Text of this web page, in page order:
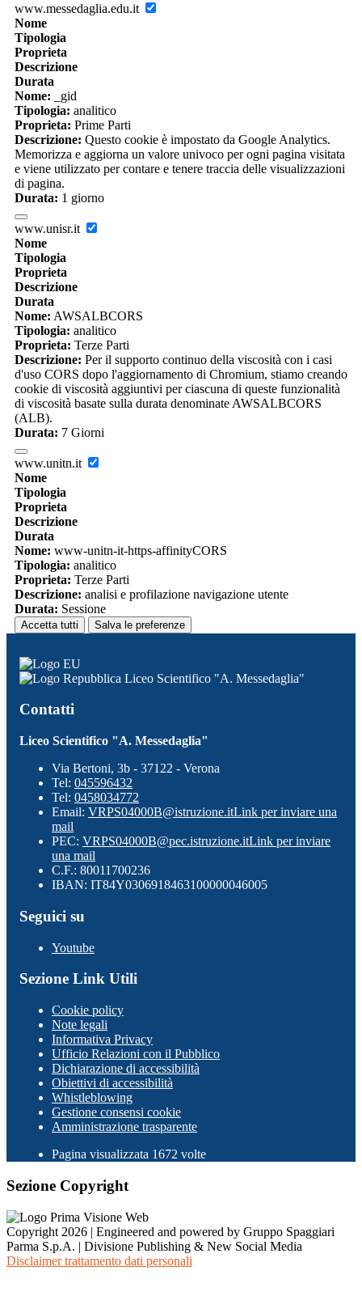
www.messedaglia.edu.it
Nome
Tipologia
Proprieta
Descrizione
Durata
Nome: _gid
Tipologia: analitico
Proprieta: Prime Parti
Descrizione: Questo cookie è impostato da Google Analytics.
Memorizza e aggiorna un valore univoco per ogni pagina visitata
e viene utilizzato per contare e tenere traccia delle visualizzazioni
di pagina.
Durata: 1 giorno
www.unisr.it
Nome
Tipologia
Proprieta
Descrizione
Durata
Nome: AWSALBCORS
Tipologia: analitico
Proprieta: Terze Parti
Descrizione: Per il supporto continuo della viscosità con i casi
d'uso CORS dopo l'aggiornamento di Chromium, stiamo creando
cookie di viscosità aggiuntivi per ciascuna di queste funzionalità
di viscosità basate sulla durata denominate AWSALBCORS
(ALB).
Durata: 7 Giorni
www.unitn.it
Nome
Tipologia
Proprieta
Descrizione
Durata
Nome: www-unitn-it-https-affinityCORS
Tipologia: analitico
Proprieta: Terze Parti
Descrizione: analisi e profilazione navigazione utente
Durata: Sessione
Accetta tutti Salva le preferenze
Liceo Scientifico "A. Messedaglia"
Contatti
Liceo Scientifico "A. Messedaglia"
Via Bertoni, 3b - 37122 - Verona
Tel: 045596432
Tel: 0458034772
Email: VRPS04000B@istruzione.itLink per inviare una
mail
PEC: VRPS04000B@pec.istruzione.itLink per inviare
una mail
C.F.: 80011700236
IBAN: IT84Y0306918463100000046005
Seguici su
Youtube
Sezione Link Utili
Cookie policy
Note legali
Informativa Privacy
Ufficio Relazioni con il Pubblico
Dichiarazione di accessibilità
Obiettivi di accessibilità
Whistleblowing
Gestione consensi cookie
Amministrazione trasparente
Pagina visualizzata 1672 volte
Sezione Copyright
Copyright 2026 | Engineered and powered by Gruppo Spaggiari
Parma S.p.A. | Divisione Publishing & New Social Media
Disclaimer trattamento dati personali